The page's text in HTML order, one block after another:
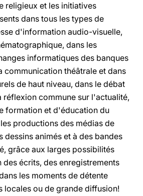
religieux et les initiatives
dans tous les types de
d'information audio-visuelle,
dans les
informatiques des banques
communication théâtrale et dans
de haut niveau, dans le débat
réflexion commune sur l'actualité,
formation et d'éducation du
productions des médias de
dessins animés et à des bandes
grâce aux larges possibilités
écrits, des enregistrements
les moments de détente
locales ou de grande diffusion!